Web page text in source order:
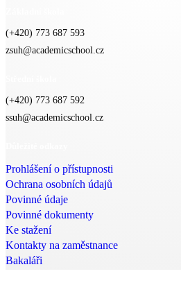
(+420) 773 687 593
zsuh@academicschool.cz
(+420) 773 687 592
ssuh@academicschool.cz
Prohlášení o přístupnosti
Ochrana osobních údajů
Povinné údaje
Povinné dokumenty
Ke stažení
Kontakty na zaměstnance
Bakaláři